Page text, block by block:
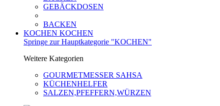
GEBÄCKDOSEN
BACKEN
KOCHEN KOCHEN
Springe zur Hauptkategorie "KOCHEN"
Weitere Kategorien
GOURMETMESSER SAHSA
KÜCHENHELFER
SALZEN,PFEFFERN,WÜRZEN